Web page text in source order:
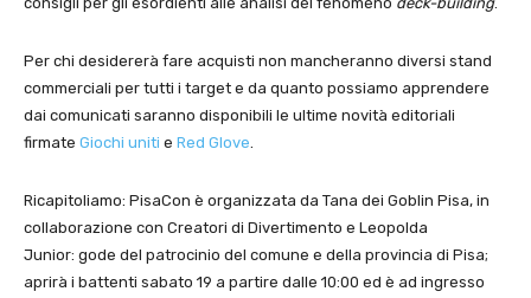
Per chi desidererà fare acquisti non mancheranno diversi stand
commerciali per tutti i target e da quanto possiamo apprendere
dai comunicati saranno disponibili le ultime novità editoriali
firmate Giochi uniti e Red Glove
Ricapitoliamo: PisaCon è organizzata da Tana dei Goblin Pisa, in
collaborazione con Creatori di Divertimento e Leopolda
Junior: gode del patrocinio del comune e della provincia di Pisa;
aprirà i battenti sabato 19 a partire dalle 10:00 ed è ad ingresso